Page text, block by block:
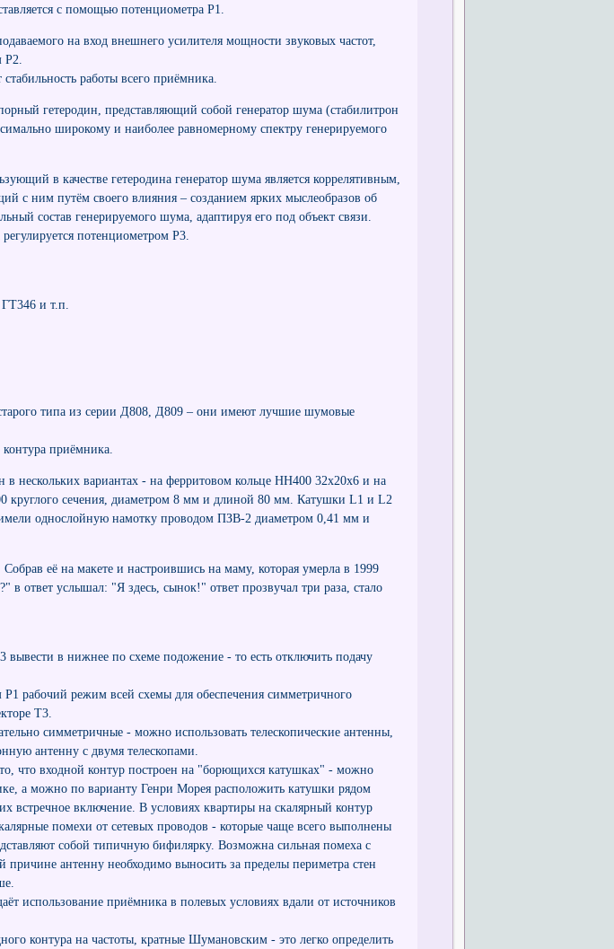
с помощью потенциометра Р1.
на вход внешнего усилителя мощности звуковых частот,
Р2.
работы всего приёмника.
гетеродин, представляющий собой генератор шума (стабилитрон
широкому и наиболее равномерному спектру генерируемого
в качестве гетеродина генератор шума является коррелятивным,
с ним путём своего влияния – созданием ярких мыслеобразов об
состав генерируемого шума, адаптируя его под объект связи.
потенциометром Р3.
и т.п.
типа из серии Д808, Д809 – они имеют лучшие шумовые
приёмника.
нескольких вариантах - на ферритовом кольце НН400 32х20х6 и на
круглого сечения, диаметром 8 мм и длиной 80 мм. Катушки L1 и L2
однослойную намотку проводом ПЗВ-2 диаметром 0,41 мм и
её на макете и настроившись на маму, которая умерла в 1999
в ответ услышал: "Я здесь, сынок!" ответ прозвучал три раза, стало
вывести в нижнее по схеме подожение - то есть отключить подачу
рабочий режим всей схемы для обеспечения симметричного
Т3.
симметричные - можно использовать телескопические антенны,
антенну с двумя телескопами.
что входной контур построен на "борющихся катушках" - можно
а можно по варианту Генри Морея расположить катушки рядом
встречное включение. В условиях квартиры на скалярный контур
помехи от сетевых проводов - которые чаще всего выполнены
собой типичную бифилярку. Возможна сильная помеха с
причине антенну необходимо выносить за пределы периметра стен
использование приёмника в полевых условиях вдали от источников
контура на частоты, кратные Шумановским - это легко определить